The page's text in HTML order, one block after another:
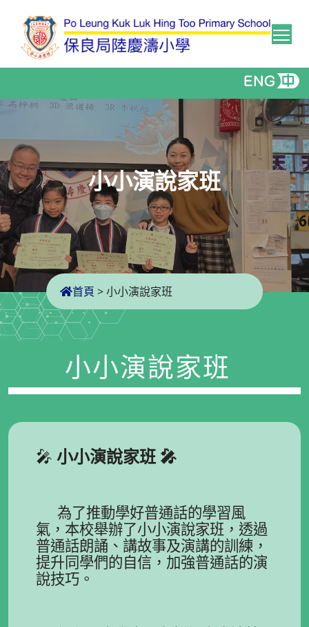
小小演說家班
首頁 >小小演說家班
小小演說家班
🎤 小小演說家班 🎤
為了推動學好普通話的學習風
氣，本校舉辦了小小演說家班，透過
普通話朗誦、講故事及演講的訓練，
提升同學們的自信，加強普通話的演
說技巧。